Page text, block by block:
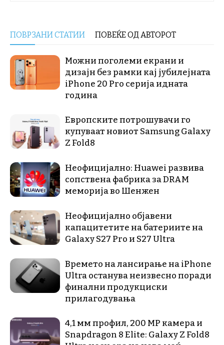
ПОВРЗАНИ СТАТИИ ПОВЕЌЕ ОД АВТОРОТ
Можни поголеми екрани и
дизајн без рамки кај јубилејната
iPhone 20 Pro серија идната
година
Европските потрошувачи го
купуваат новиот Samsung Galaxy
Z Fold8
Неофицијално: Huawei развива
сопствена фабрика за DRAM
меморија во Шенжен
Неофицијално објавени
капацитетите на батериите на
Galaxy S27 Pro и S27 Ultra
Времето на лансирање на iPhone
Ultra останува неизвесно поради
финални продукциски
прилагодувања
4,1 мм профил, 200 MP камера и
Snapdragon 8 Elite: Galaxy Z Fold8